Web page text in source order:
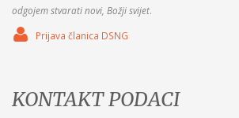
odgojem stvarati novi, Božji svijet.
Prijava članica DSNG
KONTAKT PODACI